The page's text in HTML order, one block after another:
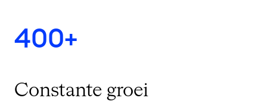
400+
Constante groei